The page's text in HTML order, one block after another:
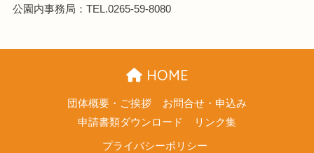
公園内事務局：TEL.0265-59-8080
HOME
団体概要・ご挨拶
お問合せ・申込み
申請書類ダウンロード
リンク集
プライバシーポリシー